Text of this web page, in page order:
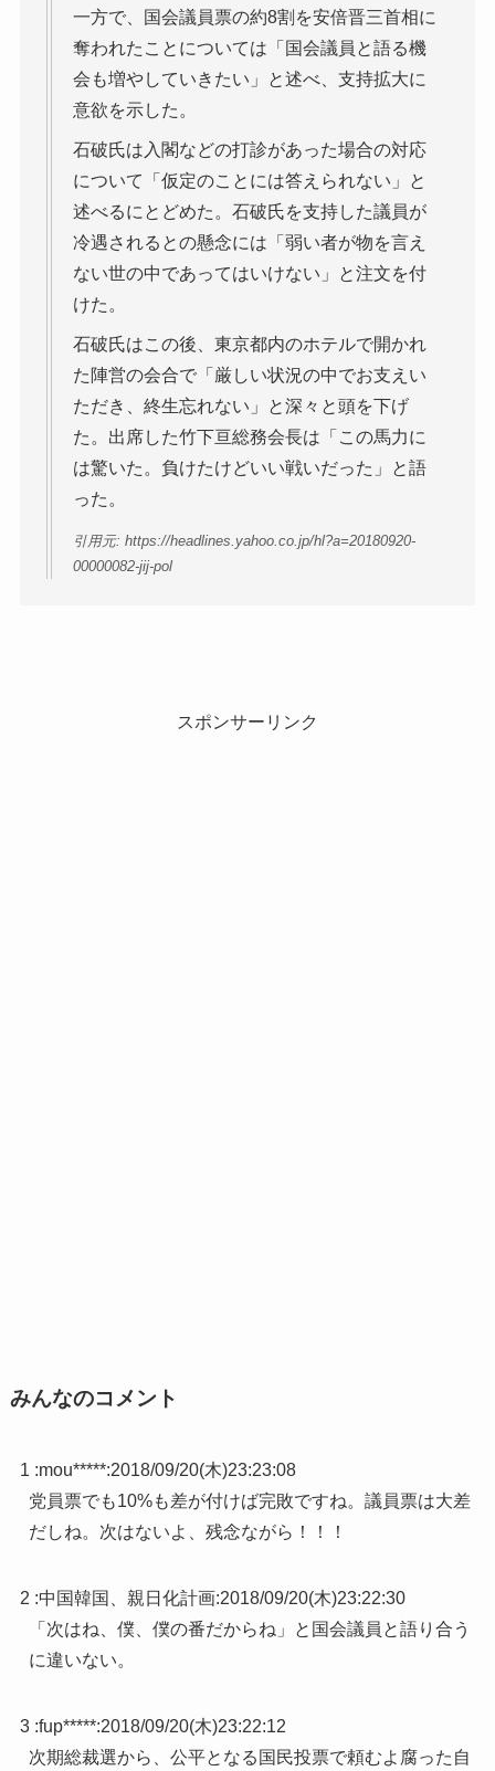
一方で、国会議員票の約8割を安倍晋三首相に
奪われたことについては「国会議員と語る機
会も増やしていきたい」と述べ、支持拡大に
意欲を示した。
石破氏は入閣などの打診があった場合の対応
について「仮定のことには答えられない」と
述べるにとどめた。石破氏を支持した議員が
冷遇されるとの懸念には「弱い者が物を言え
ない世の中であってはいけない」と注文を付
けた。
石破氏はこの後、東京都内のホテルで開かれ
た陣営の会合で「厳しい状況の中でお支えい
ただき、終生忘れない」と深々と頭を下げ
た。出席した竹下亘総務会長は「この馬力に
は驚いた。負けたけどいい戦いだった」と語
った。
引用元: https://headlines.yahoo.co.jp/hl?a=20180920-
00000082-jij-pol
スポンサーリンク
みんなのコメント
1 :mou*****:2018/09/20(木)23:23:08
党員票でも10%も差が付けば完敗ですね。議員票は大差
だしね。次はないよ、残念ながら！！！
2 :中国韓国、親日化計画:2018/09/20(木)23:22:30
「次はね、僕、僕の番だからね」と国会議員と語り合う
に違いない。
3 :fup*****:2018/09/20(木)23:22:12
次期総裁選から、公平となる国民投票で頼むよ腐った自